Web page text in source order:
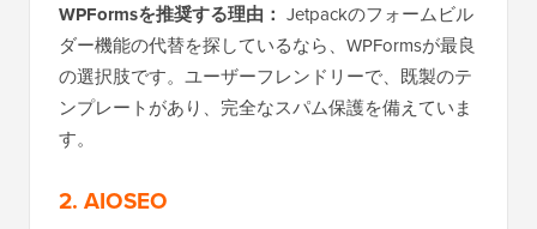
WPFormsを推奨する理由： Jetpackのフォームビル
ダー機能の代替を探しているなら、WPFormsが最良
の選択肢です。ユーザーフレンドリーで、既製のテ
ンプレートがあり、完全なスパム保護を備えていま
す。
2. AIOSEO